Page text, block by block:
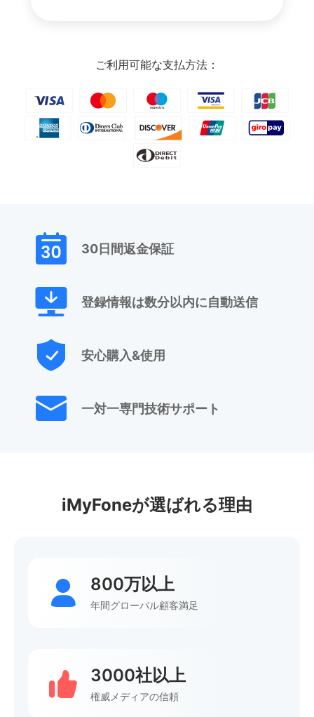
ご利用可能な支払方法：
30日間返金保証
登録情報は数分以内に自動送信
安心購入&使用
一対一専門技術サポート
iMyFoneが選ばれる理由
800万以上
年間グローバル顧客満足
3000社以上
権威メディアの信頼